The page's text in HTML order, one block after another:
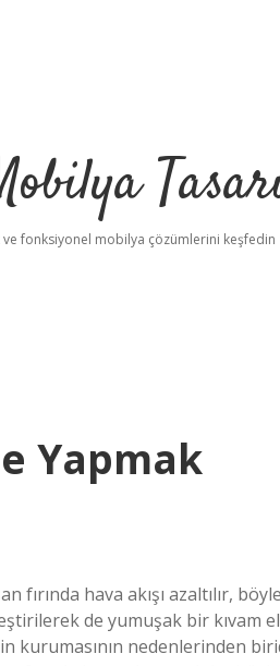
ve fonksiyonel mobilya çözümlerini keşfedin
Yapmak
hava akışı azaltılır,
de yumuşak bir kıvam
kurumasının nedenlerinden